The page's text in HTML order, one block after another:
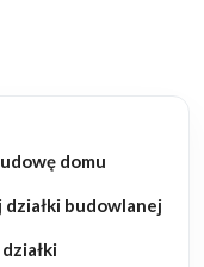
domu
działki budowlanej